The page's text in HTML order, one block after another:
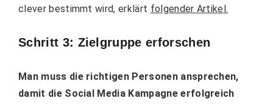
clever bestimmt wird, erklärt folgender Artikel.
Schritt 3: Zielgruppe erforschen
Man muss die richtigen Personen ansprechen,
damit die Social Media Kampagne erfolgreich